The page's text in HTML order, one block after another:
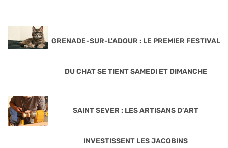
GRENADE-SUR-L’ADOUR : LE PREMIER FESTIVAL
DU CHAT SE TIENT SAMEDI ET DIMANCHE
SAINT SEVER : LES ARTISANS D’ART
INVESTISSENT LES JACOBINS